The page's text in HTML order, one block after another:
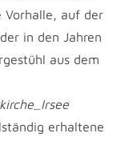
Vorhalle, auf der
in den Jahren
aus dem
erhaltene